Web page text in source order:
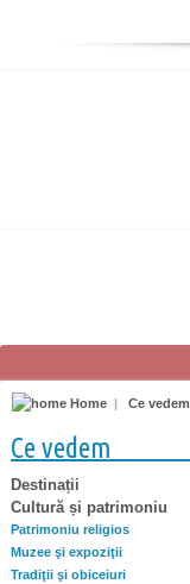
Home | Ce vedem
Ce vedem
Destinații
Cultură și patrimoniu
Patrimoniu religios
Muzee şi expoziţii
Tradiţii şi obiceiuri